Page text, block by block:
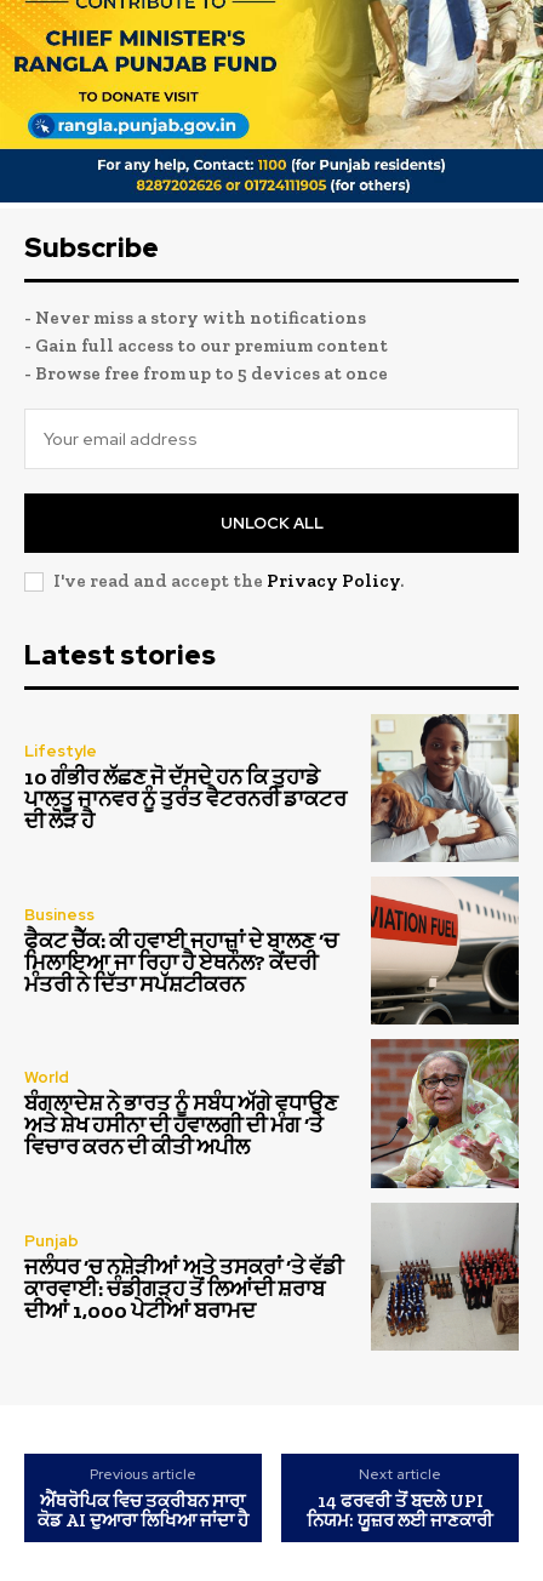
Subscribe
- Never miss a story with notifications
- Gain full access to our premium content
- Browse free from up to 5 devices at once
UNLOCK ALL
I've read and accept the Privacy Policy.
Latest stories
Lifestyle
10 ਗੰਭੀਰ ਲੱਛਣ ਜੋ ਦੱਸਦੇ ਹਨ ਕਿ ਤੁਹਾਡੇ
ਪਾਲਤੂ ਜਾਨਵਰ ਨੂੰ ਤੁਰੰਤ ਵੈਟਰਨਰੀ ਡਾਕਟਰ
ਦੀ ਲੋੜ ਹੈ
Business
ਫੈਕਟ ਚੈੱਕ: ਕੀ ਹਵਾਈ ਜਹਾਜ਼ਾਂ ਦੇ ਬਾਲਣ ‘ਚ
ਮਿਲਾਇਆ ਜਾ ਰਿਹਾ ਹੈ ਏਥਨੌਲ? ਕੇਂਦਰੀ
ਮੰਤਰੀ ਨੇ ਦਿੱਤਾ ਸਪੱਸ਼ਟੀਕਰਨ
World
ਬੰਗਲਾਦੇਸ਼ ਨੇ ਭਾਰਤ ਨੂੰ ਸਬੰਧ ਅੱਗੇ ਵਧਾਉਣ
ਅਤੇ ਸ਼ੇਖ ਹਸੀਨਾ ਦੀ ਹਵਾਲਗੀ ਦੀ ਮੰਗ ‘ਤੇ
ਵਿਚਾਰ ਕਰਨ ਦੀ ਕੀਤੀ ਅਪੀਲ
Punjab
ਜਲੰਧਰ ‘ਚ ਨਸ਼ੇੜੀਆਂ ਅਤੇ ਤਸਕਰਾਂ ‘ਤੇ ਵੱਡੀ
ਕਾਰਵਾਈ: ਚੰਡੀਗੜ੍ਹ ਤੋਂ ਲਿਆਂਦੀ ਸ਼ਰਾਬ
ਦੀਆਂ 1,000 ਪੇਟੀਆਂ ਬਰਾਮਦ
Previous article
ਐਂਥਰੋਪਿਕ ਵਿਚ ਤਕਰੀਬਨ ਸਾਰਾ
ਕੋਡ AI ਦੁਆਰਾ ਲਿਖਿਆ ਜਾਂਦਾ ਹੈ
Next article
14 ਫਰਵਰੀ ਤੋਂ ਬਦਲੇ UPI
ਨਿਯਮ: ਯੂਜ਼ਰ ਲਈ ਜਾਣਕਾਰੀ